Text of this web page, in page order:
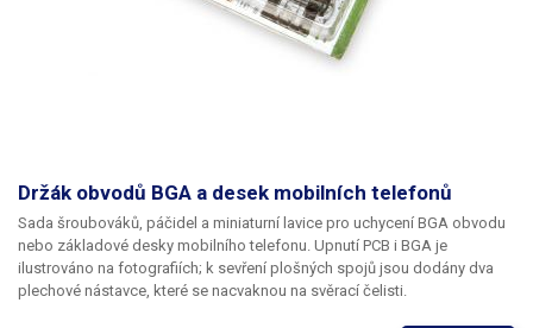
Držák obvodů BGA a desek mobilních telefonů
Sada šroubováků, páčidel a miniaturní lavice pro uchycení BGA obvodu
nebo základové desky mobilního telefonu. Upnutí PCB i BGA je
ilustrováno na fotografiích; k sevření plošných spojů jsou dodány dva
plechové nástavce, které se nacvaknou na svěrací čelisti.